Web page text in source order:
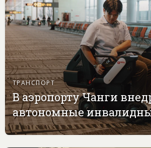
ТРАНСПОРТ
В аэропорту Чанги
автономные